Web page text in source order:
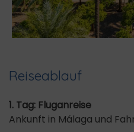
Reiseablauf
1. Tag: Fluganreise
Ankunft in Málaga und